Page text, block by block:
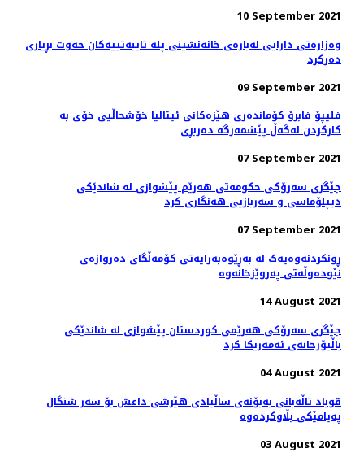
10 September 2021
وەزارەتی دارایی لەبارەی خانەنشینی پلە تایبەتییەکان حەوت بڕیاری
دەرکرد
09 September 2021
فلیپۆ فابرۆ کۆماندەری هێزەکانی ئیتالیا خۆشحاڵیی خۆی بە
كاركردن لەگەڵ پێشمەرگە دەربڕی
07 September 2021
جێگری سەرۆکی حکومەتی هەرێم پێشوازی لە شاندێکی
دیپلۆماسی و سەربازیی هەنگاری کرد
07 September 2021
ڕونکردنەوەیەک لە بەڕێوەبەرایەتی کۆمەڵگای دەروازەی
نێودەوڵەتی پەروێزخانەوە
14 August 2021
جێگری سەرۆکی هەرێمی کوردستان پێشوازی لە شاندێکی
باڵیۆزخانه‌ی ئه‌مه‌ریکا کرد
04 August 2021
قوباد تاڵەبانی بەبۆنەی ساڵیادی هێرشی داعش بۆ سەر شنگال
پەیامێکی بڵاوکردەوە
03 August 2021